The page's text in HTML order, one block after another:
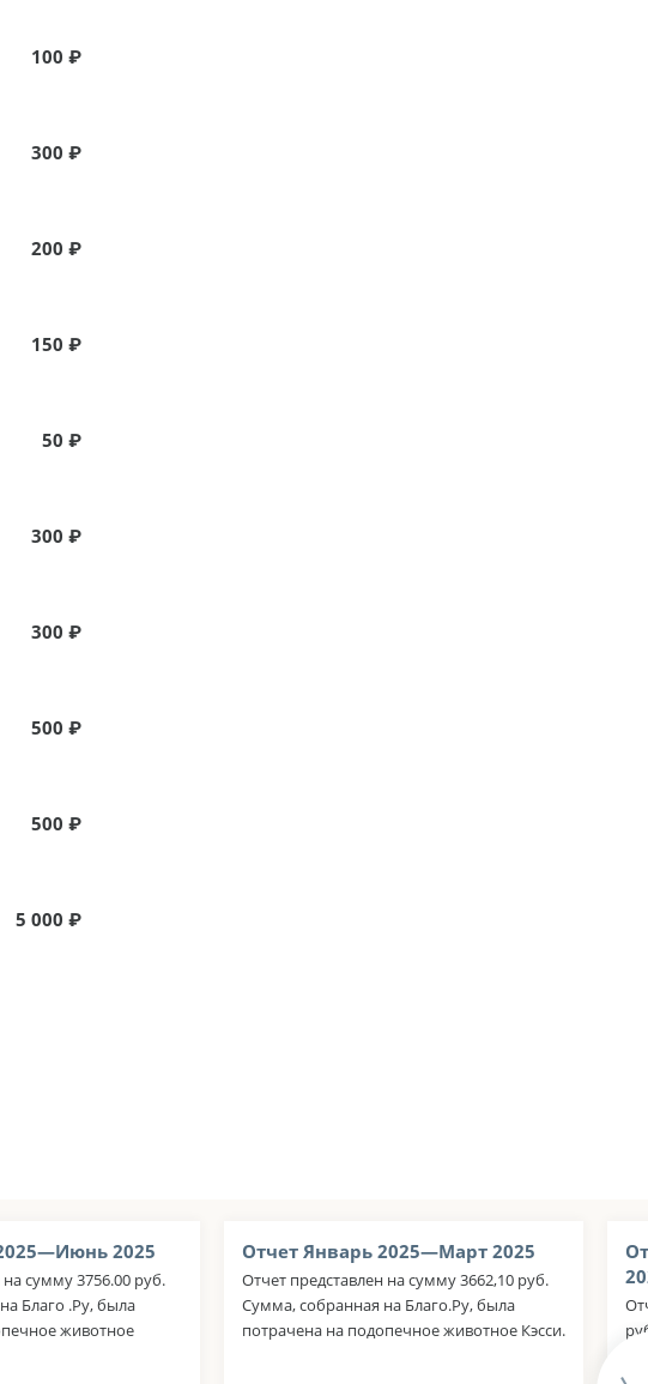
100 ₽
300 ₽
200 ₽
150 ₽
50 ₽
300 ₽
300 ₽
500 ₽
500 ₽
5 000 ₽
2025
сумму 3756.00 руб.
Благо .Ру, была
животное
Отчет Январь 2025—Март 2025
Отчет представлен на сумму 3662,10 руб.
Сумма, собранная на Благо.Ру, была
потрачена на подопечное животное Кэсси.